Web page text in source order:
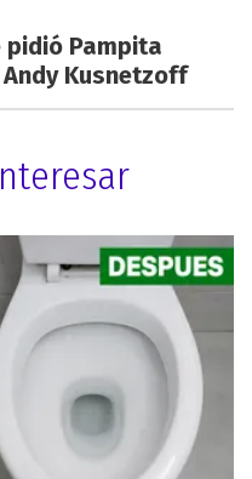
pidió Pampita
Kusnetzoff